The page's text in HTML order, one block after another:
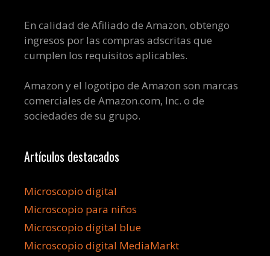
En calidad de Afiliado de Amazon, obtengo
ingresos por las compras adscritas que
cumplen los requisitos aplicables.
Amazon y el logotipo de Amazon son marcas
comerciales de Amazon.com, Inc. o de
sociedades de su grupo.
Artículos destacados
Microscopio digital
Microscopio para niños
Microscopio digital blue
Microscopio digital MediaMarkt